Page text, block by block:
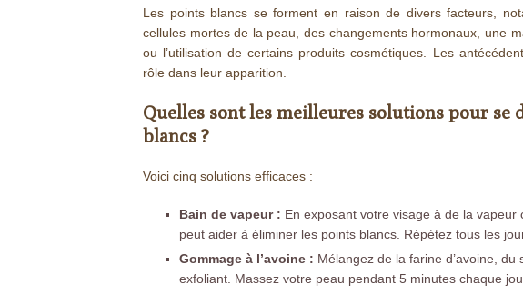
Les points blancs se forment en raison de divers facteurs,
cellules mortes de la peau, des changements hormonaux, une
ou l’utilisation de certains produits cosmétiques. Les
rôle dans leur apparition.
Quelles sont les meilleures solutions pour se
blancs ?
Voici cinq solutions efficaces :
Bain de vapeur : En exposant votre visage à de la
peut aider à éliminer les points blancs. Répétez tous les
Gommage à l’avoine : Mélangez de la farine d’avoine,
exfoliant. Massez votre peau pendant 5 minutes chaque